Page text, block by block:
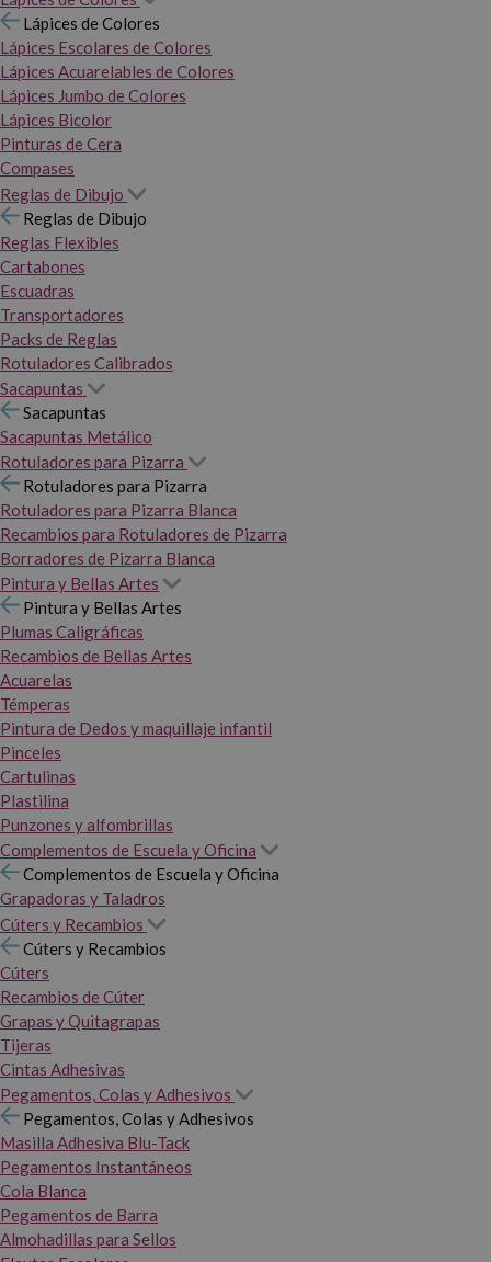
Lápices de Colores
Lápices Escolares de Colores
Lápices Acuarelables de Colores
Lápices Jumbo de Colores
Lápices Bicolor
Pinturas de Cera
Compases
Reglas de Dibujo
Reglas de Dibujo
Reglas Flexibles
Cartabones
Escuadras
Transportadores
Packs de Reglas
Rotuladores Calibrados
Sacapuntas
Sacapuntas
Sacapuntas Metálico
Rotuladores para Pizarra
Rotuladores para Pizarra
Rotuladores para Pizarra Blanca
Recambios para Rotuladores de Pizarra
Borradores de Pizarra Blanca
Pintura y Bellas Artes
Pintura y Bellas Artes
Plumas Caligráficas
Recambios de Bellas Artes
Acuarelas
Témperas
Pintura de Dedos y maquillaje infantil
Pinceles
Cartulinas
Plastilina
Punzones y alfombrillas
Complementos de Escuela y Oficina
Complementos de Escuela y Oficina
Grapadoras y Taladros
Cúters y Recambios
Cúters y Recambios
Cúters
Recambios de Cúter
Grapas y Quitagrapas
Tijeras
Cintas Adhesivas
Pegamentos, Colas y Adhesivos
Pegamentos, Colas y Adhesivos
Masilla Adhesiva Blu-Tack
Pegamentos Instantáneos
Cola Blanca
Pegamentos de Barra
Almohadillas para Sellos